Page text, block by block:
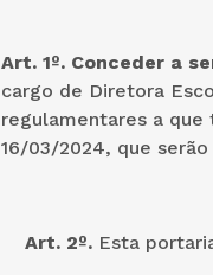
Art. 1º. Conceder a
cargo de Diretora
regulamentares a
16/03/2024, que
Art. 2º. Esta